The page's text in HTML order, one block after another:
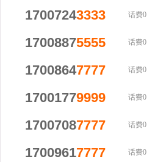
17007243333 话费0
17008875555 话费0
17008647777 话费0
17001779999 话费0
17007087777 话费0
17009617777 话费0